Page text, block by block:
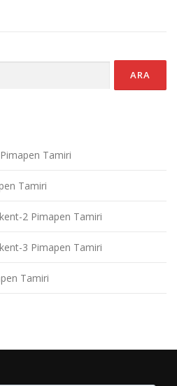
Tamiri
Tamiri
2 Pimapen Tamiri
3 Pimapen Tamiri
Tamiri